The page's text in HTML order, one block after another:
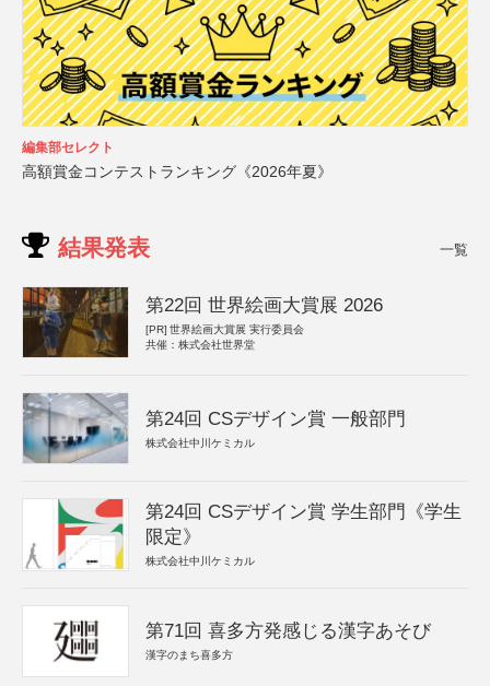
編集部セレクト
高額賞金コンテストランキング《2026年夏》
結果発表 一覧
第22回 世界絵画大賞展 2026
[PR] 世界絵画大賞展 実行委員会
共催：株式会社世界堂
第24回 CSデザイン賞 一般部門
株式会社中川ケミカル
第24回 CSデザイン賞 学生部門《学生
限定》
株式会社中川ケミカル
第71回 喜多方発感じる漢字あそび
漢字のまち喜多方